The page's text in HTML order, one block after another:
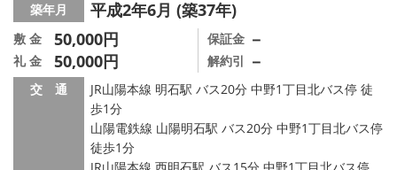
築年月 平成2年6月 (築37年)
敷 金 50,000円
礼 金 50,000円
保証金 －
解約引 －
交 通
JR山陽本線 明石駅 バス20分 中野1丁目北バス停 徒
歩1分
山陽電鉄線 山陽明石駅 バス20分 中野1丁目北バス停
徒歩1分